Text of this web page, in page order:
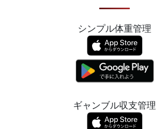
シンプル体重管理
ギャンブル収支管理